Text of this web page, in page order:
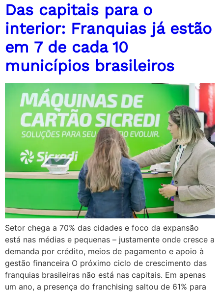
Das capitais para o
interior: Franquias já estão
em 7 de cada 10
municípios brasileiros
Setor chega a 70% das cidades e foco da expansão
está nas médias e pequenas – justamente onde cresce a
demanda por crédito, meios de pagamento e apoio à
gestão financeira O próximo ciclo de crescimento das
franquias brasileiras não está nas capitais. Em apenas
um ano, a presença do franchising saltou de 61% para